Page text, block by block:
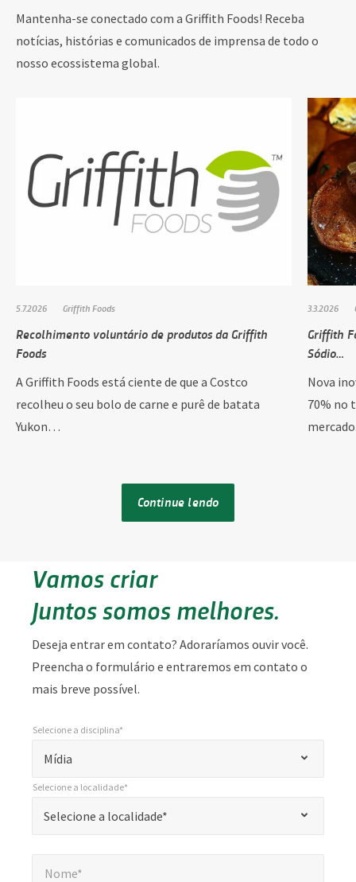
Mantenha-se conectado com a Griffith Foods! Receba
notícias, histórias e comunicados de imprensa de todo o
nosso ecossistema global.
5.7.2026 Griffith Foods
Recolhimento voluntário de produtos da Griffith
Foods
A Griffith Foods está ciente de que a Costco
recolheu o seu bolo de carne e purê de batata
Yukon…
3.3.2026
Griffith
Sódio…
Nova
70% no
Continue lendo
Vamos criar
Juntos somos melhores.
Deseja entrar em contato? Adoraríamos ouvir você.
Preencha o formulário e entraremos em contato o
mais breve possível.
"
indica
Mídia
Selecione a disciplina*
Selecione a localidade*
Selecione a localidade*
Nome*